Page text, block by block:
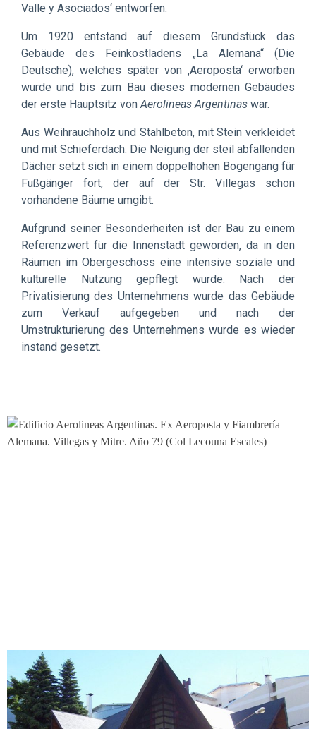
Valle y Asociados‘ entworfen.
Um 1920 entstand auf diesem Grundstück das
Gebäude des Feinkostladens „La Alemana“ (Die
Deutsche), welches später von ‚Aeroposta‘ erworben
wurde und bis zum Bau dieses modernen Gebäudes
der erste Hauptsitz vonAerolineas Argentinas war.
Aus Weihrauchholz und Stahlbeton, mit Stein verkleidet
und mit Schieferdach. Die Neigung der steil abfallenden
Dächer setzt sich in einem doppelhohen Bogengang für
Fußgänger fort, der auf der Str. Villegas schon
vorhandene Bäume umgibt.
Aufgrund seiner Besonderheiten ist der Bau zu einem
Referenzwert für die Innenstadt geworden, da in den
Räumen im Obergeschoss eine intensive soziale und
kulturelle Nutzung gepflegt wurde. Nach der
Privatisierung des Unternehmens wurde das Gebäude
zum Verkauf aufgegeben und nach der
Umstrukturierung des Unternehmens wurde es wieder
instand gesetzt.